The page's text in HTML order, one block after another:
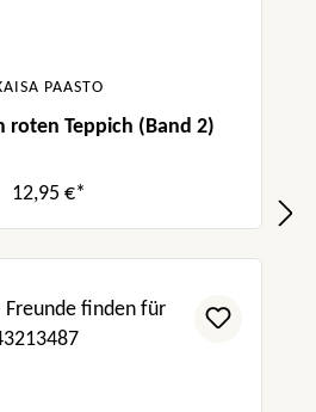
PAASTO
roten Teppich (Band 2)
12,95 €*